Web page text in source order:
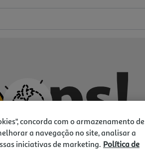
concorda com o armazenamento de
a navegação no site, analisar a
iniciativas de marketing. Política de